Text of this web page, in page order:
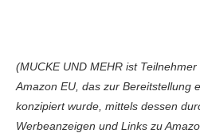
(MUCKE UND MEHR ist
Amazon EU, das zur Bereitstellung
konzipiert wurde, mittels dessen
Werbeanzeigen und Links zu